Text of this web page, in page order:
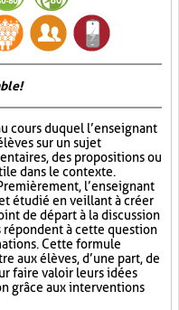
cours duquel l’enseignant
sur un sujet
des propositions ou
dans le contexte.
l’enseignant
étudié en veillant à créer
de départ à la discussion
répondent à cette question
Cette formule
aux élèves, d’une part, de
faire valoir leurs idées
grâce aux interventions